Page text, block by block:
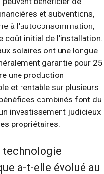
et subventions,
à l'autoconsommation,
coût initial de l'installation.
solaires ont une longue
garantie pour 25
une production
et rentable sur plusieurs
combinés font du
investissement judicieux
propriétaires.
technologie
a-t-elle évolué au